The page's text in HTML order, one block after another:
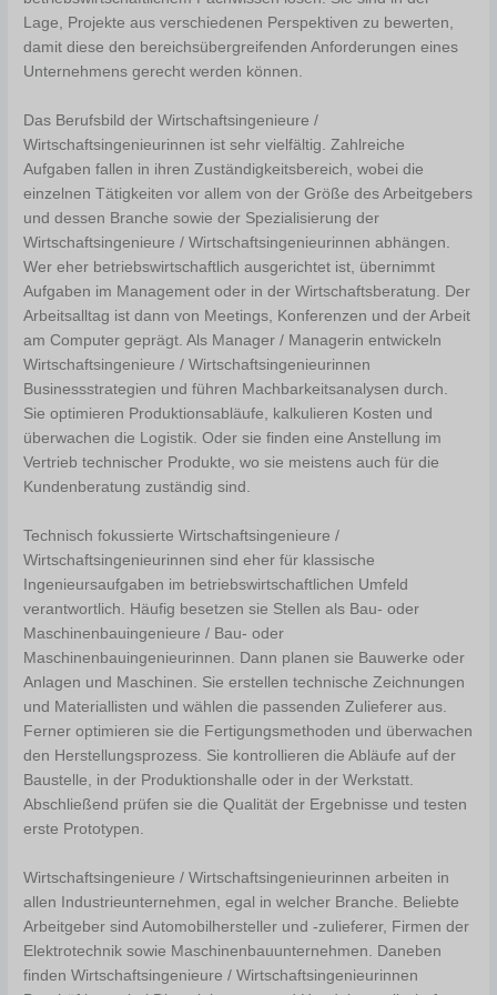
Lage, Projekte aus verschiedenen Perspektiven zu bewerten,
damit diese den bereichsübergreifenden Anforderungen eines
Unternehmens gerecht werden können.
Das Berufsbild der Wirtschaftsingenieure /
Wirtschaftsingenieurinnen ist sehr vielfältig. Zahlreiche
Aufgaben fallen in ihren Zuständigkeitsbereich, wobei die
einzelnen Tätigkeiten vor allem von der Größe des Arbeitgebers
und dessen Branche sowie der Spezialisierung der
Wirtschaftsingenieure / Wirtschaftsingenieurinnen abhängen.
Wer eher betriebswirtschaftlich ausgerichtet ist, übernimmt
Aufgaben im Management oder in der Wirtschaftsberatung. Der
Arbeitsalltag ist dann von Meetings, Konferenzen und der Arbeit
am Computer geprägt. Als Manager / Managerin entwickeln
Wirtschaftsingenieure / Wirtschaftsingenieurinnen
Businessstrategien und führen Machbarkeitsanalysen durch.
Sie optimieren Produktionsabläufe, kalkulieren Kosten und
überwachen die Logistik. Oder sie finden eine Anstellung im
Vertrieb technischer Produkte, wo sie meistens auch für die
Kundenberatung zuständig sind.
Technisch fokussierte Wirtschaftsingenieure /
Wirtschaftsingenieurinnen sind eher für klassische
Ingenieursaufgaben im betriebswirtschaftlichen Umfeld
verantwortlich. Häufig besetzen sie Stellen als Bau- oder
Maschinenbauingenieure / Bau- oder
Maschinenbauingenieurinnen. Dann planen sie Bauwerke oder
Anlagen und Maschinen. Sie erstellen technische Zeichnungen
und Materiallisten und wählen die passenden Zulieferer aus.
Ferner optimieren sie die Fertigungsmethoden und überwachen
den Herstellungsprozess. Sie kontrollieren die Abläufe auf der
Baustelle, in der Produktionshalle oder in der Werkstatt.
Abschließend prüfen sie die Qualität der Ergebnisse und testen
erste Prototypen.
Wirtschaftsingenieure / Wirtschaftsingenieurinnen arbeiten in
allen Industrieunternehmen, egal in welcher Branche. Beliebte
Arbeitgeber sind Automobilhersteller und -zulieferer, Firmen der
Elektrotechnik sowie Maschinenbauunternehmen. Daneben
finden Wirtschaftsingenieure / Wirtschaftsingenieurinnen